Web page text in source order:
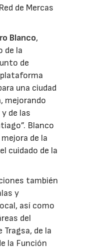
de Mercas
Blanco,
de la
de
una ciudad
mejorando
de las
Blanco
de la
cuidado de la
también
y
así como
del
de la
la Función